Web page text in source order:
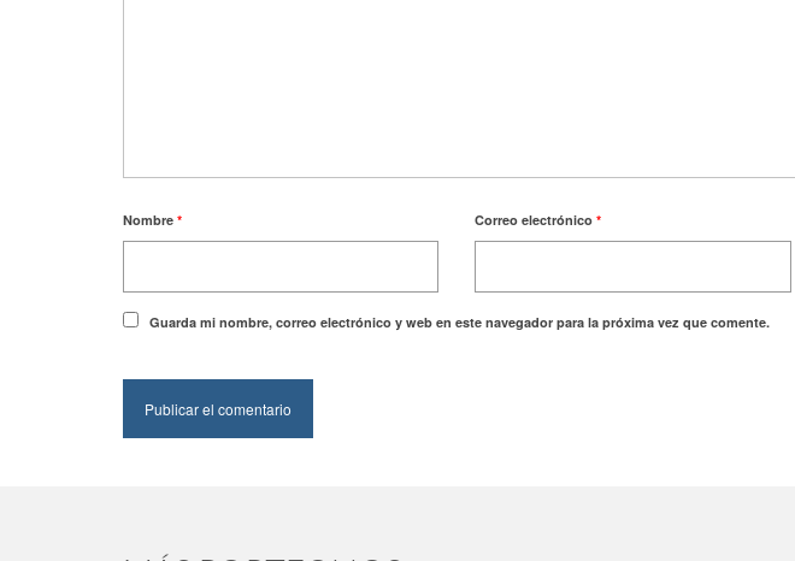
Nombre * Correo electrónico*
Guarda mi nombre, correo electrónico y web en este navegador para la próxima vez que comente.